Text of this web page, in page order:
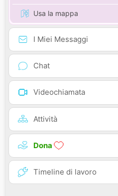
Usa la mappa
I Miei Messaggi
Chat
Videochiamata
Attività
Dona
Timeline di lavoro